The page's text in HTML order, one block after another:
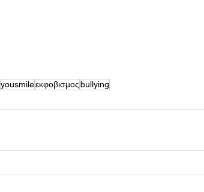
yousmileεκφοβισμοςbullying